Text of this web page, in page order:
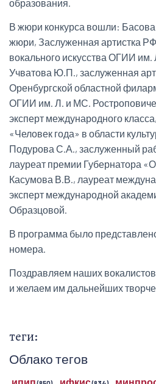
образования.
В жюри конкурса вошли:
жюри, Заслуженная артистка
вокального искусства ОГИИ
Учватова Ю.П., заслуженная
Оренбургской областной
ОГИИ им. Л. и МС.
эксперт международного
«Человек года» в области
Подурова С.А., заслуженный
лауреат премии Губернатора
Касумова В.В., лауреат
эксперт международной
Образцовой.
В программа было
номера.
Поздравляем наших
и желаем им дальнейших
теги:
Облако тегов